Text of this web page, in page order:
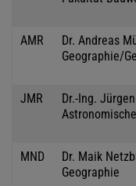
AMR
Dr. Andreas
Geographie/
JMR
Dr.-Ing.
MND
Dr. Maik
Geographie